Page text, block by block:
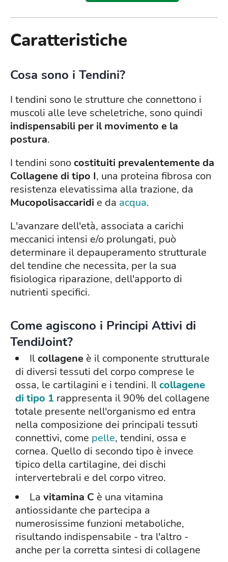
Caratteristiche
Cosa sono i Tendini?
I tendini sono le strutture che connettono i
muscoli alle leve scheletriche, sono quindi
indispensabili per il movimento e la
postura.
I tendini sonocostituiti prevalentemente da
Collagene di tipo I, una proteina fibrosa con
resistenza elevatissima alla trazione, da
Mucopolisaccaridi e da acqua.
L'avanzare dell'età, associata a carichi
meccanici intensi e/o prolungati, può
determinare il depauperamento strutturale
del tendine che necessita, per la sua
fisiologica riparazione, dell'apporto di
nutrienti specifici.
Come agiscono i Principi Attivi di
TendiJoint?
Ilcollagene è il componente strutturale
di diversi tessuti del corpo comprese le
ossa, le cartilagini e i tendini. Ilcollagene
di tipo 1 rappresenta il 90% del collagene
totale presente nell'organismo ed entra
nella composizione dei principali tessuti
connettivi, come pelle, tendini, ossa e
cornea. Quello di secondo tipo è invece
tipico della cartilagine, dei dischi
intervertebrali e del corpo vitreo.
La vitamina C è una vitamina
antiossidante che partecipa a
numerosissime funzioni metaboliche,
risultando indispensabile - tra l'altro -
anche per la corretta sintesi di collagene